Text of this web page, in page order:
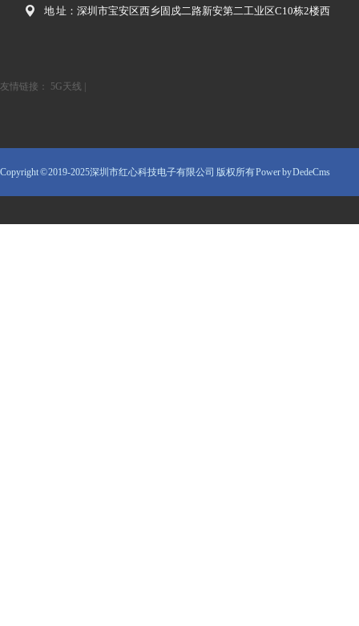
地 址：深圳市宝安区西乡固戍二路新安第二工业区C10栋2楼西
友情链接： 5G天线
Copyright © 2019-2025深圳市红心科技电子有限公司 版权所有Power by DedeCms